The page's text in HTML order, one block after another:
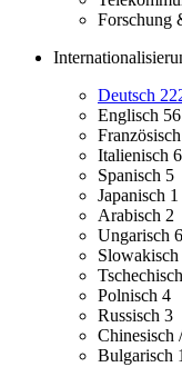
Forschung
Deutsch
Englisch 56
Französisch
Italienisch 6
Spanisch 5
Japanisch 1
Arabisch 2
Ungarisch 6
Slowakisch
Tschechisch
Polnisch 4
Russisch 3
Chinesisch
Bulgarisch 1